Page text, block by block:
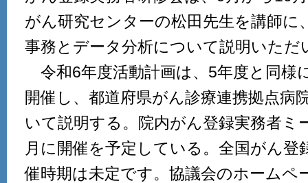
がん研究センターの松田先生を講師に
事務とデータ分析について説明いただ
令和6年度活動計画は、5年度と同様
開催し、都道府県がん診療連携拠点病
いて説明する。院内がん登録実務者ミ
月に開催を予定している。全国がん登
催時期は未定です。協議会のホームペ